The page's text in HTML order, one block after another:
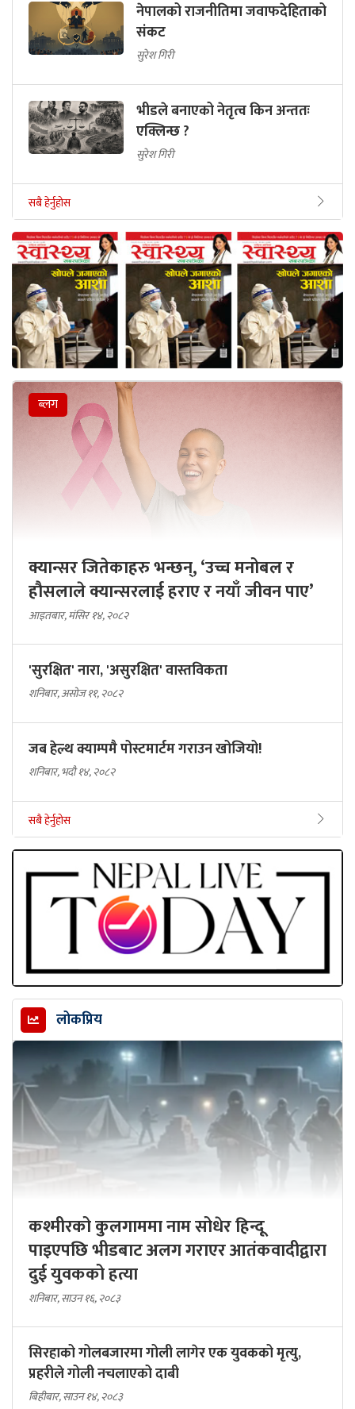
नेपालको राजनीतिमा जवाफदेहिताको
संकट
सुरेश गिरी
भीडले बनाएको नेतृत्व किन अन्ततः
एक्लिन्छ ?
सुरेश गिरी
सबै हेर्नुहोस
ब्लग
क्यान्सर जितेकाहरु भन्छन्, ‘उच्च मनोबल र
हौसलाले क्यान्सरलाई हराए र नयाँ जीवन पाए’
आइतबार, मंसिर १४, २०८२
'सुरक्षित' नारा, 'असुरक्षित' वास्तविकता
शनिबार, असोज ११, २०८२
जब हेल्थ क्याम्पमै पोस्टमार्टम गराउन खोजियो!
शनिबार, भदौ १४, २०८२
सबै हेर्नुहोस
लोकप्रिय
कश्मीरको कुलगाममा नाम सोधेर हिन्दू
पाइएपछि भीडबाट अलग गराएर आतंकवादीद्वारा
दुई युवकको हत्या
शनिबार, साउन १६, २०८३
सिरहाको गोलबजारमा गोली लागेर एक युवकको मृत्यु,
प्रहरीले गोली नचलाएको दाबी
बिहीबार, साउन १४, २०८३